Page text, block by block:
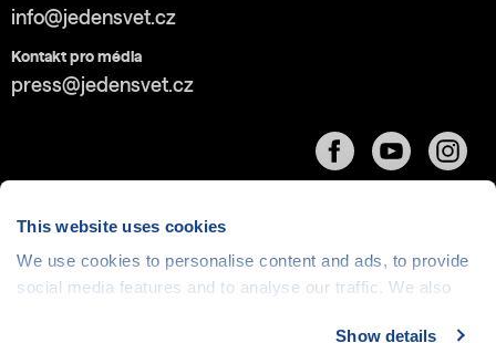
This website uses cookies
We use cookies to personalise content and ads, to provide
social media features and to analyse our traffic. We also
Show details
info@jedensvet.cz
Kontakt pro média
press@jedensvet.cz
Cookies| © 1999-2026 Člověk v tísni o.p.s., web běží